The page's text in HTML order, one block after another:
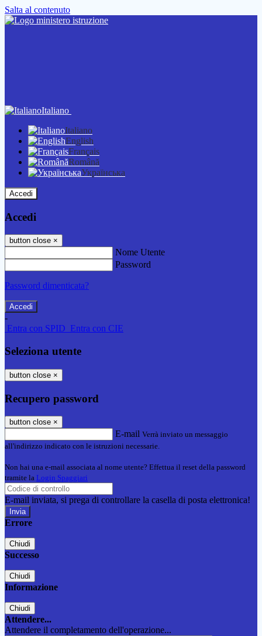
Salta al contenuto
Italiano
Italiano
English
Français
Română
Українська
Accedi
Accedi
button close ×
Nome Utente
Password
Password dimenticata?
-
Entra con SPID Entra con CIE
Seleziona utente
button close ×
Recupero password
button close ×
E-mail Verrà inviato un messaggio
all'indirizzo indicato con le istruzioni necessarie.
Non hai una e-mail associata al nome utente? Effettua il reset della password
tramite la Login Spaggiari
E-mail inviata, si prega di controllare la casella di posta elettronica!
Errore
Chiudi
Successo
Chiudi
Informazione
Chiudi
Attendere...
Attendere il completamento dell'operazione...